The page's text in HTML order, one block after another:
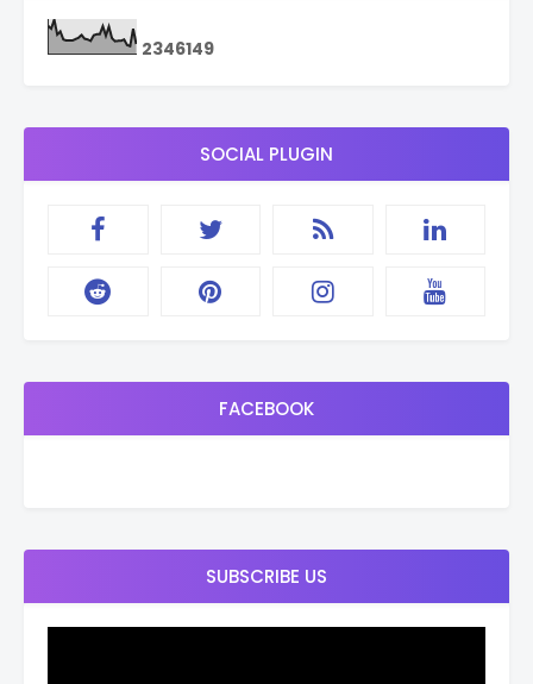
2346149
SOCIAL PLUGIN
FACEBOOK
SUBSCRIBE US